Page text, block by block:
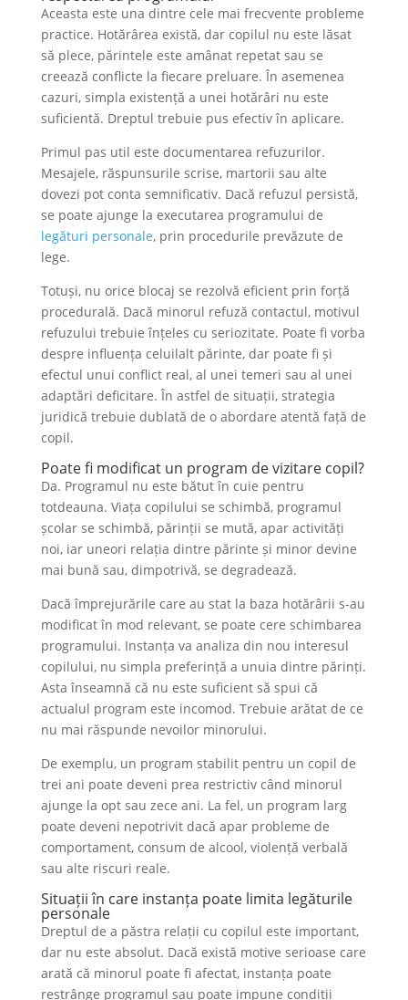
Aceasta este una dintre cele mai frecvente probleme
practice. Hotărârea există, dar copilul nu este lăsat
să plece, părintele este amânat repetat sau se
creează conflicte la fiecare preluare. În asemenea
cazuri, simpla existență a unei hotărâri nu este
suficientă. Dreptul trebuie pus efectiv în aplicare.
Primul pas util este documentarea refuzurilor.
Mesajele, răspunsurile scrise, martorii sau alte
dovezi pot conta semnificativ. Dacă refuzul persistă,
se poate ajunge la executarea programului de
legături personale, prin procedurile prevăzute de
lege.
Totuși, nu orice blocaj se rezolvă eficient prin forță
procedurală. Dacă minorul refuză contactul, motivul
refuzului trebuie înțeles cu seriozitate. Poate fi vorba
despre influența celuilalt părinte, dar poate fi și
efectul unui conflict real, al unei temeri sau al unei
adaptări deficitare. În astfel de situații, strategia
juridică trebuie dublată de o abordare atentă față de
copil.
Poate fi modificat un program de vizitare copil?
Da. Programul nu este bătut în cuie pentru
totdeauna. Viața copilului se schimbă, programul
școlar se schimbă, părinții se mută, apar activități
noi, iar uneori relația dintre părinte și minor devine
mai bună sau, dimpotrivă, se degradează.
Dacă împrejurările care au stat la baza hotărârii s-au
modificat în mod relevant, se poate cere schimbarea
programului. Instanța va analiza din nou interesul
copilului, nu simpla preferință a unuia dintre părinți.
Asta înseamnă că nu este suficient să spui că
actualul program este incomod. Trebuie arătat de ce
nu mai răspunde nevoilor minorului.
De exemplu, un program stabilit pentru un copil de
trei ani poate deveni prea restrictiv când minorul
ajunge la opt sau zece ani. La fel, un program larg
poate deveni nepotrivit dacă apar probleme de
comportament, consum de alcool, violență verbală
sau alte riscuri reale.
Situații în care instanța poate limita legăturile
personale
Dreptul de a păstra relații cu copilul este important,
dar nu este absolut. Dacă există motive serioase care
arată că minorul poate fi afectat, instanța poate
restrânge programul sau poate impune condiții